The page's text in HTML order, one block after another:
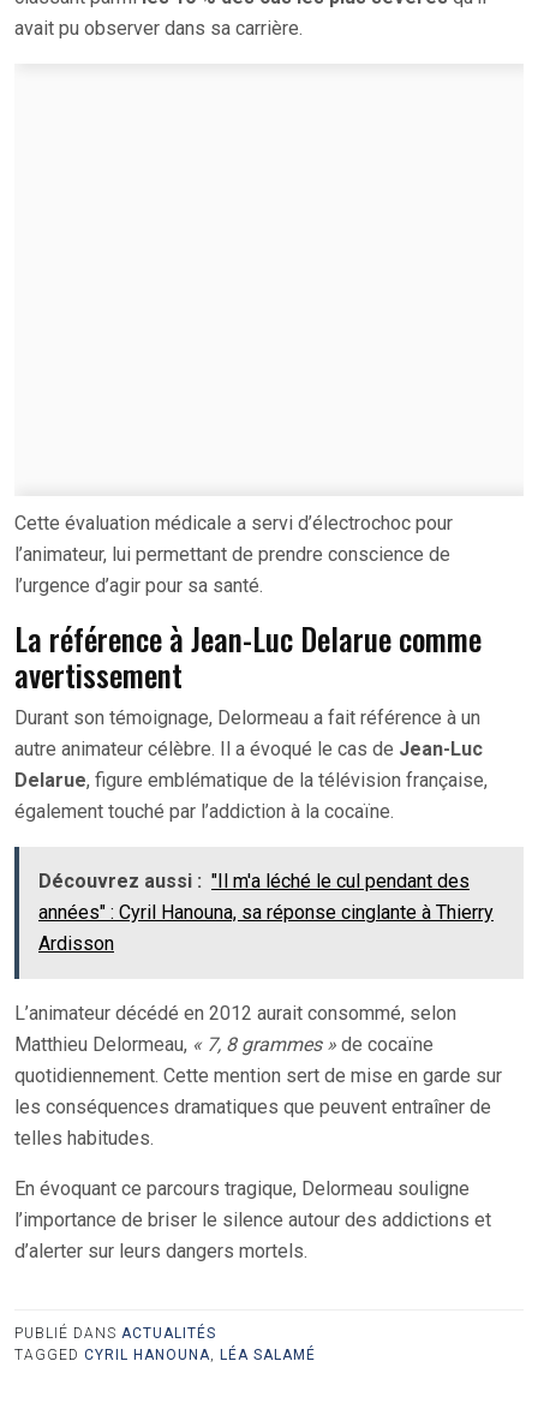
avait pu observer dans sa carrière.
Cette évaluation médicale a servi d’électrochoc pour
l’animateur, lui permettant de prendre conscience de
l’urgence d’agir pour sa santé.
La référence à Jean-Luc Delarue comme
avertissement
Durant son témoignage, Delormeau a fait référence à un
autre animateur célèbre. Il a évoqué le cas de Jean-Luc
Delarue, figure emblématique de la télévision française,
également touché par l’addiction à la cocaïne.
Découvrez aussi : "Il m'a léché le cul pendant des
années" : Cyril Hanouna, sa réponse cinglante à Thierry
Ardisson
L’animateur décédé en 2012 aurait consommé, selon
Matthieu Delormeau, « 7, 8 grammes » de cocaïne
quotidiennement. Cette mention sert de mise en garde sur
les conséquences dramatiques que peuvent entraîner de
telles habitudes.
En évoquant ce parcours tragique, Delormeau souligne
l’importance de briser le silence autour des addictions et
d’alerter sur leurs dangers mortels.
PUBLIÉ DANS ACTUALITÉS
TAGGED CYRIL HANOUNA, LÉA SALAMÉ